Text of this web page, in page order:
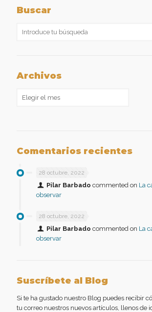
Buscar
Archivos
Comentarios recientes
28 octubre, 2022
Pilar Barbado commented on La
observar
28 octubre, 2022
Pilar Barbado commented on La
observar
Suscríbete al Blog
Si te ha gustado nuestro Blog puedes recibir
tu correo nuestros nuevos artículos, llenos de